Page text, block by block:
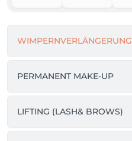
WIMPERNVERLÄNGERUNG
PERMANENT MAKE-UP
LIFTING (LASH& BROWS)